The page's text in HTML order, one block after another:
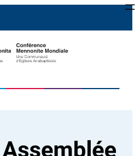
Assemblée